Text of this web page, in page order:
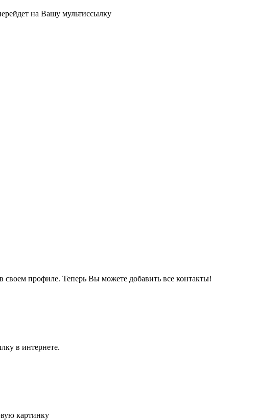
на Вашу мультиссылку
своем профиле. Теперь Вы можете добавить все контакты!
в интернете.
картинку